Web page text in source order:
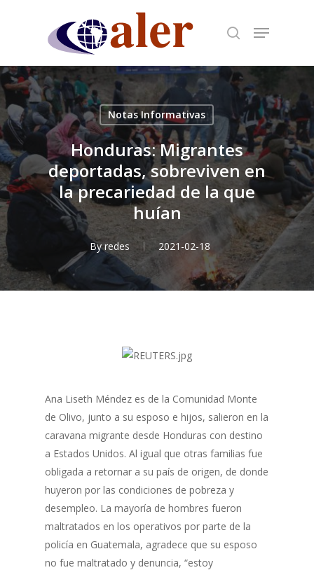
content
Notas Informativas
Honduras: Migrantes
deportadas, sobreviven en
la precariedad de la que
huían
By redes 2021-02-18
Ana Liseth Méndez es de la Comunidad Monte
de Olivo, junto a su esposo e hijos, salieron en la
caravana migrante desde Honduras con destino
a Estados Unidos. Al igual que otras familias fue
obligada a retornar a su país de origen, de donde
huyeron por las condiciones de pobreza y
desempleo. La mayoría de hombres fueron
maltratados en los operativos por parte de la
policía en Guatemala, agradece que su esposo
no fue maltratado y denuncia, “estoy